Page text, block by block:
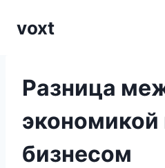
voxt
Разница
экономикой
бизнесом